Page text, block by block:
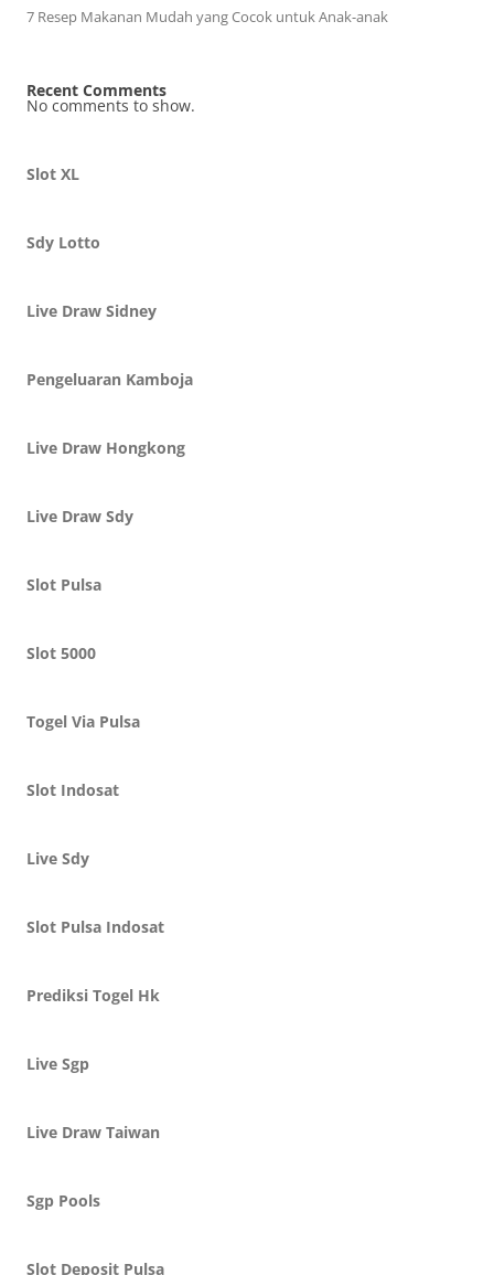
7 Resep Makanan Mudah yang Cocok untuk Anak-anak
Recent Comments
No comments to show.
Slot XL
Sdy Lotto
Live Draw Sidney
Pengeluaran Kamboja
Live Draw Hongkong
Live Draw Sdy
Slot Pulsa
Slot 5000
Togel Via Pulsa
Slot Indosat
Live Sdy
Slot Pulsa Indosat
Prediksi Togel Hk
Live Sgp
Live Draw Taiwan
Sgp Pools
Slot Deposit Pulsa